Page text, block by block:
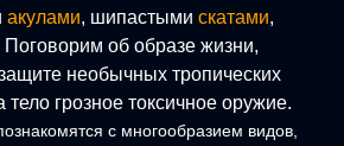
акулами, шипастыми скатами,
Поговорим об образе жизни,
необычных тропических
грозное токсичное оружие.
с многообразием видов,